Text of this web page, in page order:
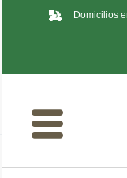
Domicilios